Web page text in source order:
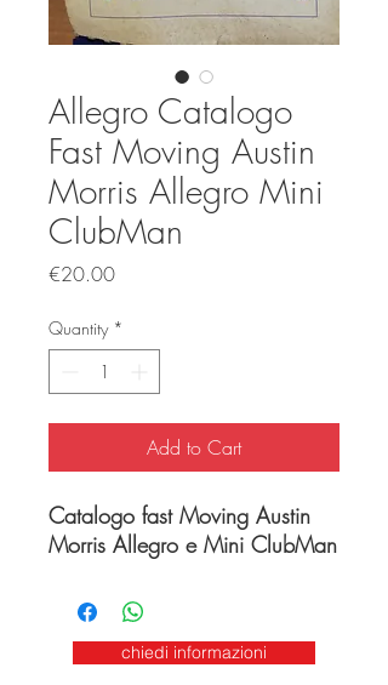
Allegro Catalogo
Fast Moving Austin
Morris Allegro Mini
ClubMan
€20.00Price
Quantity *
Add to Cart
Catalogo fast Moving Austin
Morris Allegro e Mini ClubMan
chiedi informazioni